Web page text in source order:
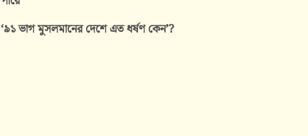
‘৯১ ভাগ মুসলমানের দেশে এত ধর্ষণ কেন’?